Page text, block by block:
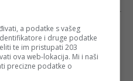
a podatke s vašeg
i druge podatke
te im pristupati 203
ova web-lokacija. Mi i naši
precizne podatke o